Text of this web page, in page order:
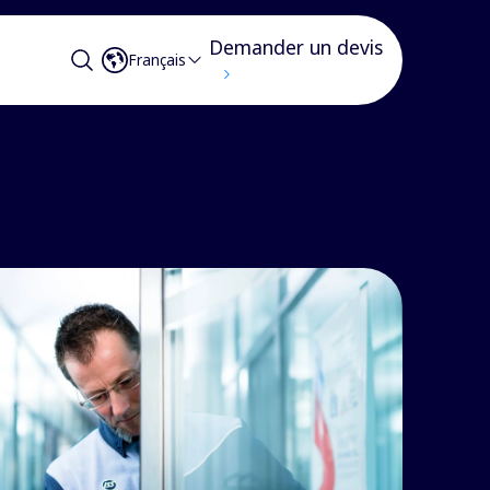
Français Demander un devis